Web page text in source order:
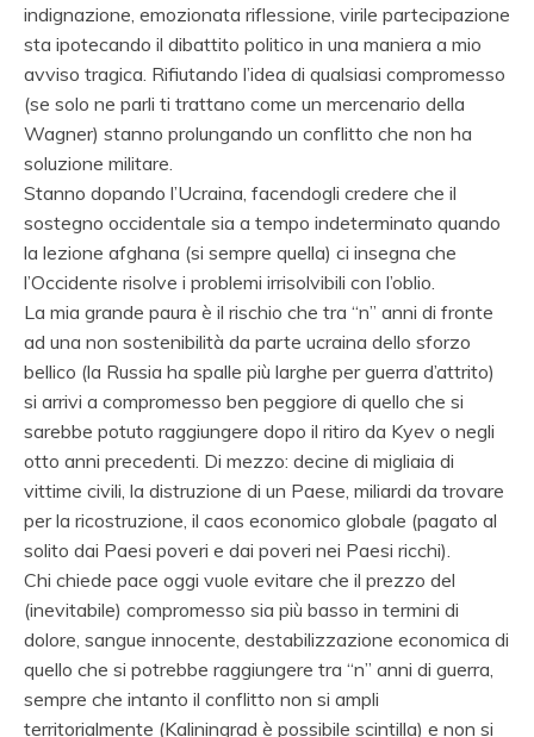
indignazione, emozionata riflessione, virile partecipazione
sta ipotecando il dibattito politico in una maniera a mio
avviso tragica. Rifiutando l’idea di qualsiasi compromesso
(se solo ne parli ti trattano come un mercenario della
Wagner) stanno prolungando un conflitto che non ha
soluzione militare.
Stanno dopando l’Ucraina, facendogli credere che il
sostegno occidentale sia a tempo indeterminato quando
la lezione afghana (si sempre quella) ci insegna che
l’Occidente risolve i problemi irrisolvibili con l’oblio.
La mia grande paura è il rischio che tra “n” anni di fronte
ad una non sostenibilità da parte ucraina dello sforzo
bellico (la Russia ha spalle più larghe per guerra d’attrito)
si arrivi a compromesso ben peggiore di quello che si
sarebbe potuto raggiungere dopo il ritiro da Kyev o negli
otto anni precedenti. Di mezzo: decine di migliaia di
vittime civili, la distruzione di un Paese, miliardi da trovare
per la ricostruzione, il caos economico globale (pagato al
solito dai Paesi poveri e dai poveri nei Paesi ricchi).
Chi chiede pace oggi vuole evitare che il prezzo del
(inevitabile) compromesso sia più basso in termini di
dolore, sangue innocente, destabilizzazione economica di
quello che si potrebbe raggiungere tra “n” anni di guerra,
sempre che intanto il conflitto non si ampli
territorialmente (Kaliningrad è possibile scintilla) e non si